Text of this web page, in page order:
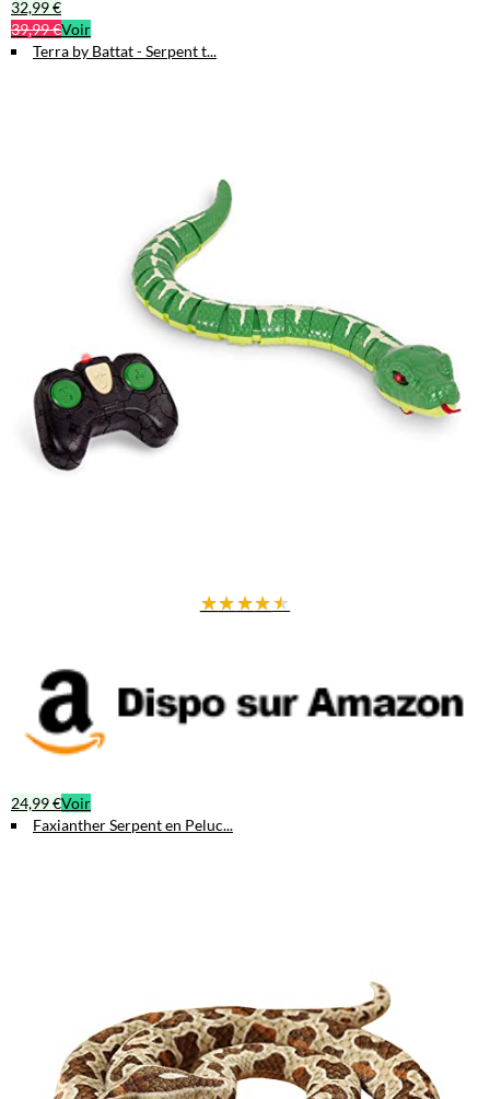
32,99 €
39,99 €Voir
Terra by Battat - Serpent t...
★★★★★
24,99 €Voir
Faxianther Serpent en Peluc...